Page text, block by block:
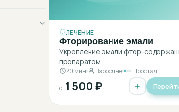
ЛЕЧЕНИЕ
Фторирование эмали
Укрепление эмали фтор-
препаратом.
20 мин Взрослые Простая
от1 500 ₽